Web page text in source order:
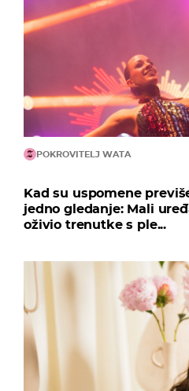
POKROVITELJ WATA
Kad su uspomene
jedno gledanje: Mali
oživio trenutke s ple...